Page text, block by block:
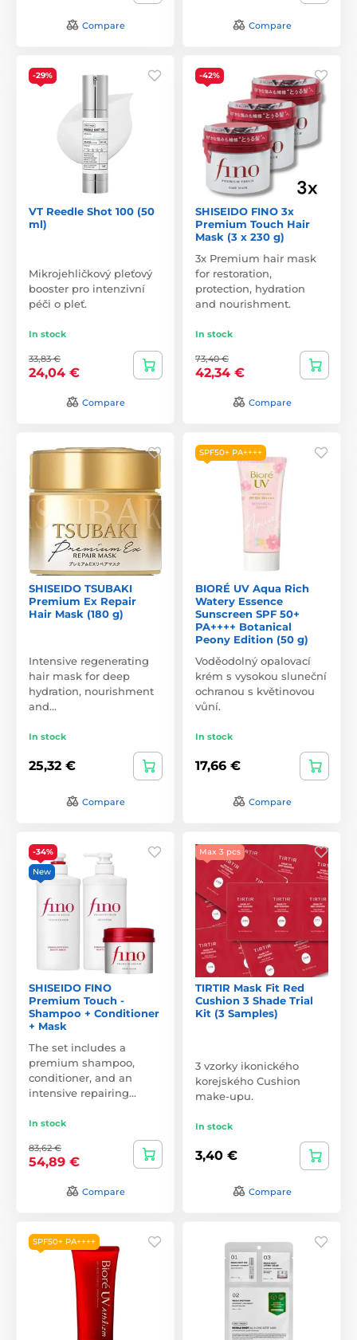
Compare Compare
-29%
VT Reedle Shot 100 (50
ml)
Mikrojehličkový pleťový
booster pro intenzivní
péči o pleť.
In stock
33,83 €
24,04 €
Compare
-42%
SHISEIDO FINO 3x
Premium Touch Hair
Mask (3 x 230 g)
3x Premium hair mask
for restoration,
protection, hydration
and nourishment.
In stock
73,40 €
42,34 €
Compare
SHISEIDO TSUBAKI
Premium Ex Repair
Hair Mask (180 g)
Intensive regenerating
hair mask for deep
hydration, nourishment
and…
In stock
25,32 €
Compare
SPF50+ PA++++
BIORÉ UV Aqua Rich
Watery Essence
Sunscreen SPF 50+
PA++++ Botanical
Peony Edition (50 g)
Voděodolný opalovací
krém s vysokou sluneční
ochranou s květinovou
vůní.
In stock
17,66 €
Compare
-34%
New
SHISEIDO FINO
Premium Touch -
Shampoo + Conditioner
+ Mask
The set includes a
premium shampoo,
conditioner, and an
intensive repairing…
In stock
83,62 €
54,89 €
Compare
Max 3 pcs
TIRTIR Mask Fit Red
Cushion 3 Shade Trial
Kit (3 Samples)
3 vzorky ikonického
korejského Cushion
make-upu.
In stock
3,40 €
Compare
SPF50+ PA++++